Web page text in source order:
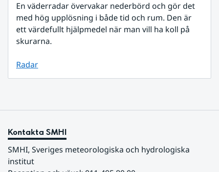
En väderradar övervakar nederbörd och gör det
med hög upplösning i både tid och rum. Den är
ett värdefullt hjälpmedel när man vill ha koll på
skurarna.
Radar
Kontakta SMHI
SMHI, Sveriges meteorologiska och hydrologiska
institut